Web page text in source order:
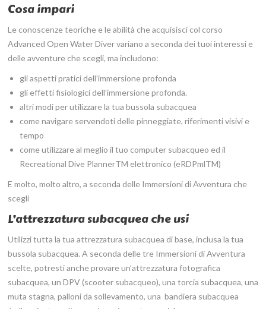
Cosa impari
Le conoscenze teoriche e le abilità che acquisisci col corso
Advanced Open Water Diver variano a seconda dei tuoi interessi e
delle avventure che scegli, ma includono:
gli aspetti pratici dell’immersione profonda
gli effetti fisiologici dell’immersione profonda.
altri modi per utilizzare la tua bussola subacquea
come navigare servendoti delle pinneggiate, riferimenti visivi e
tempo
come utilizzare al meglio il tuo computer subacqueo ed il
Recreational Dive PlannerTM elettronico (eRDPmlTM)
E molto, molto altro, a seconda delle Immersioni di Avventura che
scegli
L’attrezzatura subacquea che usi
Utilizzi tutta la tua attrezzatura subacquea di base, inclusa la tua
bussola subacquea. A seconda delle tre Immersioni di Avventura
scelte, potresti anche provare un’attrezzatura fotografica
subacquea, un DPV (scooter subacqueo), una torcia subacquea, una
muta stagna, palloni da sollevamento, una bandiera subacquea